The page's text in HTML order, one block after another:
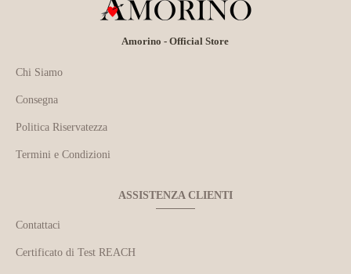
Amorino - Official Store
Chi Siamo
Consegna
Politica Riservatezza
Termini e Condizioni
ASSISTENZA CLIENTI
Contattaci
Certificato di Test REACH